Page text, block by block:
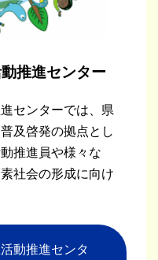
推進センター
センターでは、県
及啓発の拠点とし
推進員や様々な
社会の形成に向け
動推進センタ